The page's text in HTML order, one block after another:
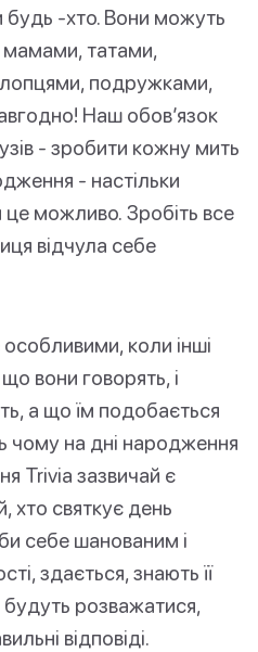
будь -хто. Вони можуть
татами,
подружками,
Наш обов’язок
- зробити кожну мить
- настільки
це можливо. Зробіть все
відчула себе
коли інші
вони говорять, і
а що їм подобається
чому на дні народження
Trivia зазвичай є
хто святкує день
себе шанованим і
здається, знають її
будуть розважатися,
відповіді.